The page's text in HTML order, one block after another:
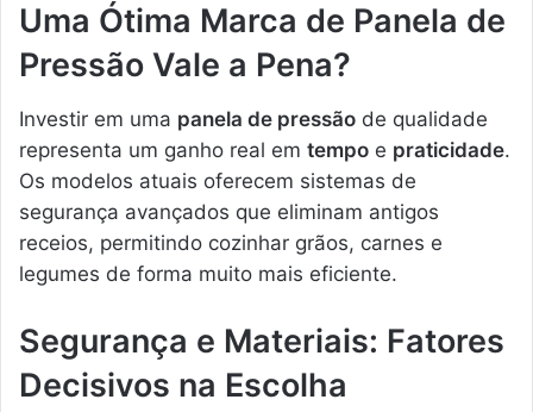
Uma Ótima Marca de Panela de
Pressão Vale a Pena?
Investir em uma panela de pressão de qualidade
representa um ganho real em tempo e praticidade.
Os modelos atuais oferecem sistemas de
segurança avançados que eliminam antigos
receios, permitindo cozinhar grãos, carnes e
legumes de forma muito mais eficiente.
Segurança e Materiais: Fatores
Decisivos na Escolha